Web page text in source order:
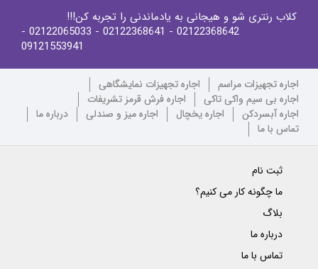
کلاب رنتری شو و هیجانی به یادماندنی را تجربه کن!!!
02122368642
- 02122368641
- 02122065033
-
09121553941
اجاره تجهیزات مراسم
اجاره تجهیزات نمایشگاهی
اجاره بی سیم واکی تاکی
اجاره فرش قرمز تشریفات
اجاره آبسردکن
اجاره یخچال اجاره میز و صندلی
درباره ما
تماس با ما
ثبت نام
ما چگونه کار می کنیم؟
بلاگ
درباره ما
تماس با ما